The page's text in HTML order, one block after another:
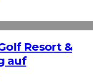
Resort &
auf